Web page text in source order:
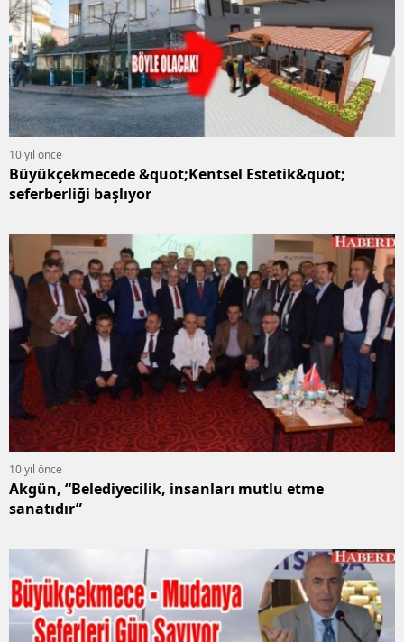
10 yıl önce
Büyükçekmecede &quot;Kentsel Estetik&quot;
seferberliği başlıyor
10 yıl önce
Akgün, “Belediyecilik, insanları mutlu etme
sanatıdır”